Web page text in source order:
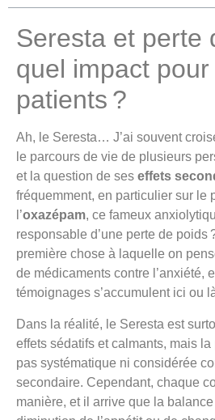
Seresta et perte
quel impact pour
patients ?
Ah, le Seresta… J’ai souvent
le parcours de vie de plusieurs
et la question de ses effets
fréquemment, en particulier sur le
l’oxazépam, ce fameux
responsable d’une perte de poids
première chose à laquelle on
de médicaments contre l’anxiété,
témoignages s’accumulent ici ou
Dans la réalité, le Seresta est
effets sédatifs et calmants, mais la
pas systématique ni considérée
secondaire. Cependant, chaque
manière, et il arrive que la